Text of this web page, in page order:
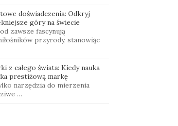
doświadczenia: Odkryj
góry na świecie
zawsze fascynują
przyrody, stanowiąc
z całego świata: Kiedy nauka
prestiżową markę
narzędzia do mierzenia
…